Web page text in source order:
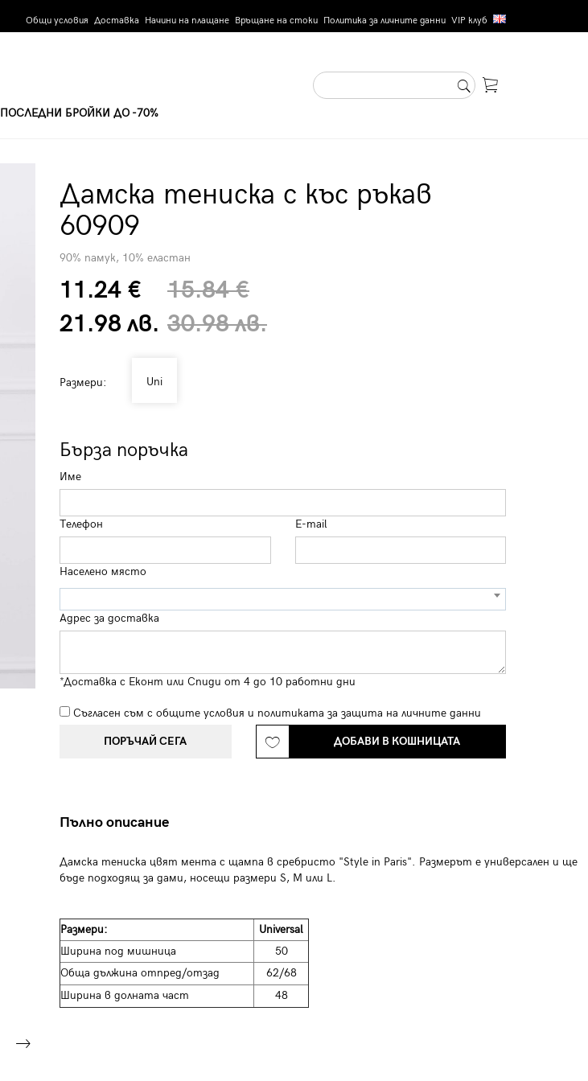
Общи условия Доставка Начини на плащане Връщане на стоки Политика за личните данни VIP клуб
ПОСЛЕДНИ БРОЙКИ ДО -70%
Дамска тениска с къс ръкав
60909
90% памук, 10% еластан
11.24 €
21.98 лв.
15.84 €
30.98 лв.
Размери: Uni
Бърза поръчка
Име
Телефон E-mail
Населено място
Адрес за доставка
*Доставка с Еконт или Спиди от 4 до 10 работни дни
Съгласен съм с общите условия и политиката за защита на личните данни
ПОРЪЧАЙ СЕГА ДОБАВИ В КОШНИЦАТА
Пълно описание
Дамска тениска цвят мента с щампа в сребристо "Style in Paris". Размерът е универсален и ще
бъде подходящ за дами, носещи размери S, M или L.
Размери:
Universal
Ширина под мишница
50
Обща дължина отпред/отзад
62/68
Ширина в долната част
48